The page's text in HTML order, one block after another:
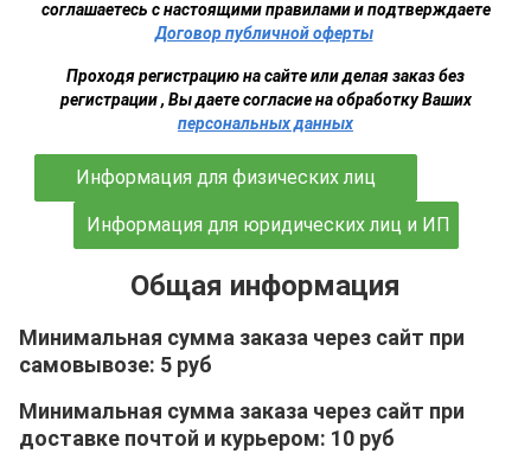
соглашаетесь с настоящими правилами и подтверждаете
Договор публичной оферты
Проходя регистрацию на сайте или делая заказ без
регистрации , Вы даете согласие на обработку Ваших
персональных данных
Информация для физических лиц
Информация для юридических лиц и ИП
Общая информация
Минимальная сумма заказа через сайт при
самовывозе: 5 руб
Минимальная сумма заказа через сайт при
доставке почтой и курьером: 10 руб